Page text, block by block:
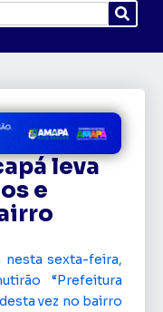
leva
e
nesta sexta-feira,
“Prefeitura
vez no bairro